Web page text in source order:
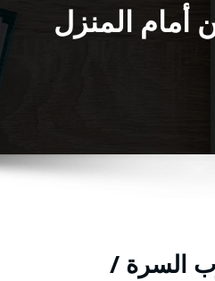
أمام المنزل
السرة /